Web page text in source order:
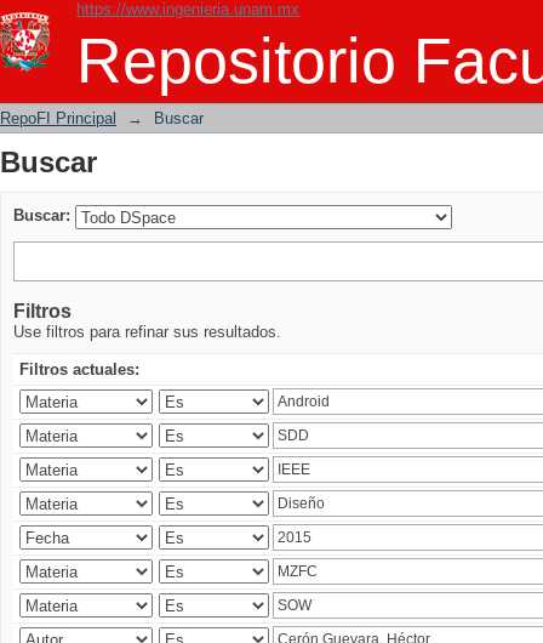
https://www.ingenieria.unam.mx
Repositorio
Buscar
RepoFI Principal → Buscar
Buscar
Buscar:
Filtros
Use filtros para refinar sus resultados.
Filtros actuales: